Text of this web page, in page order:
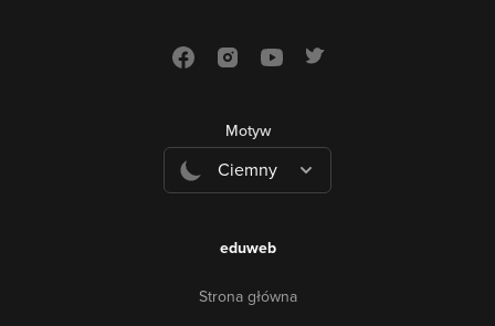
Motyw
Ciemny
eduweb
Strona główna